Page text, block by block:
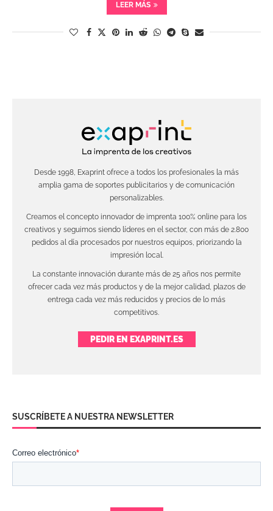
LEER MÁS
Desde 1998, Exaprint ofrece a todos los profesionales la más
amplia gama de soportes publicitarios y de comunicación
personalizables.
Creamos el concepto innovador de imprenta 100% online para los
creativos y seguimos siendo líderes en el sector, con más de 2.800
pedidos al día procesados por nuestros equipos, priorizando la
impresión local.
La constante innovación durante más de 25 años nos permite
ofrecer cada vez más productos y de la mejor calidad, plazos de
entrega cada vez más reducidos y precios de lo más
competitivos.
PEDIR EN EXAPRINT.ES
SUSCRÍBETE A NUESTRA NEWSLETTER